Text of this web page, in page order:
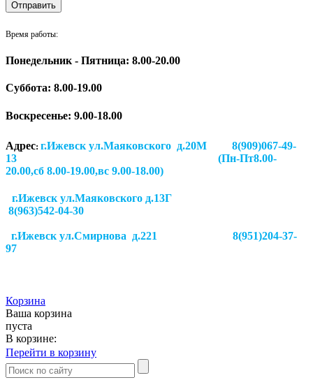
Время работы:
Понедельник - Пятница: 8.00-20.00
Суббота: 8.00-19.00
Воскресенье: 9.00-18.00
Адрес: г.Ижевск ул.Маяковского д.20М 8(909)067-49-
13 (Пн-Пт8.00-
20.00,сб 8.00-19.00,вс 9.00-18.00)
г.Ижевск ул.Маяковского д.13Г
8(963)542-04-30
г.Ижевск ул.Смирнова д.221
8(951)204-37-
97
Корзина
Ваша корзина
пуста
В корзине:
Перейти в корзину